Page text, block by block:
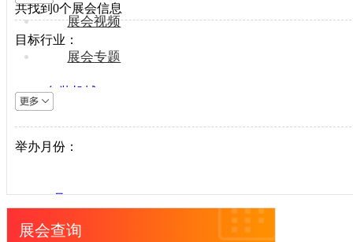
展会视频
展会专题
共找到0个展会信息
上海
天津
重庆
山西
内蒙古
辽宁
黑龙江
江苏
目标行业：
包装机械
电梯设备
电子制造
供水处理
轨道交通
举办月份：
1月
2月
展会查询